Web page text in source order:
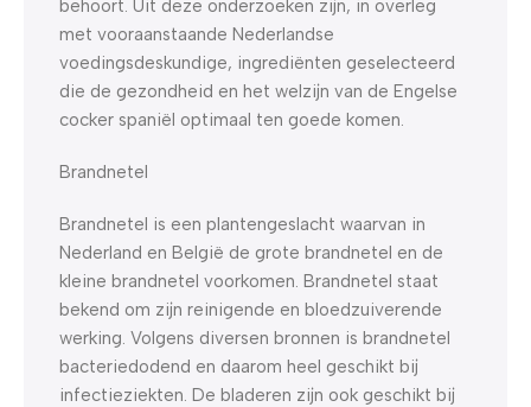
behoort. Uit deze onderzoeken zijn, in overleg
met vooraanstaande Nederlandse
voedingsdeskundige, ingrediënten geselecteerd
die de gezondheid en het welzijn van de Engelse
cocker spaniël optimaal ten goede komen.
Brandnetel
Brandnetel is een plantengeslacht waarvan in
Nederland en België de grote brandnetel en de
kleine brandnetel voorkomen. Brandnetel staat
bekend om zijn reinigende en bloedzuiverende
werking. Volgens diversen bronnen is brandnetel
bacteriedodend en daarom heel geschikt bij
infectieziekten. De bladeren zijn ook geschikt bij